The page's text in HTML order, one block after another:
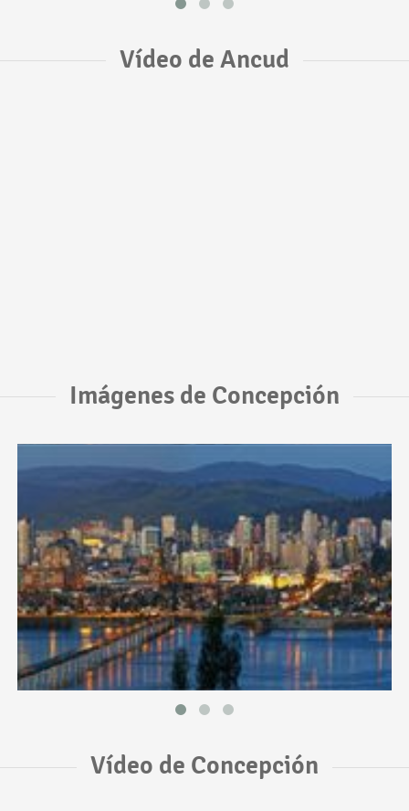
Vídeo de Ancud
Imágenes de Concepción
Vídeo de Concepción